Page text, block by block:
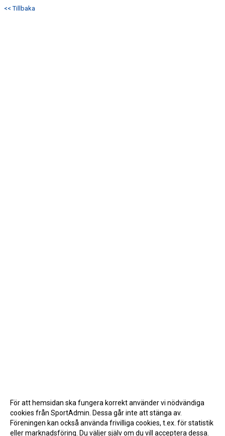
KONTAKT
<< Tillbaka
För att hemsidan ska fungera korrekt använder vi nödvändiga
cookies från SportAdmin. Dessa går inte att stänga av.
Föreningen kan också använda frivilliga cookies, t.ex. för statistik
eller marknadsföring. Du väljer själv om du vill acceptera dessa.